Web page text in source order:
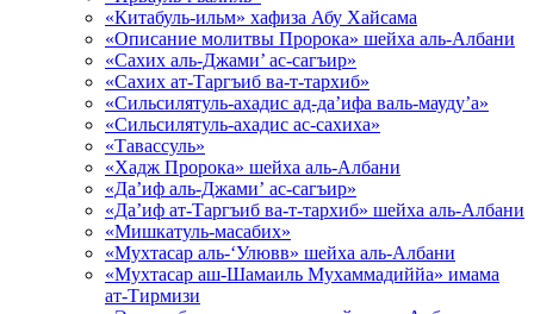
«Китабуль-ильм» хафиза Абу Хайсама
«Описание молитвы Пророка» шейха аль-Албани
«Сахих аль-Джами’ ас-сагъир»
«Сахих ат-Таргъиб ва-т-тархиб»
«Сильсилятуль-ахадис ад-да’ифа валь-мауду’а»
«Сильсилятуль-ахадис ас-сахиха»
«Тавассуль»
«Хадж Пророка» шейха аль-Албани
«Да’иф аль-Джами’ ас-сагъир»
«Да’иф ат-Таргъиб ва-т-тархиб» шейха аль-Албани
«Мишкатуль-масабих»
«Мухтасар аль-‘Улювв» шейха аль-Албани
«Мухтасар аш-Шамаиль Мухаммадиййа» имама
ат-Тирмизи